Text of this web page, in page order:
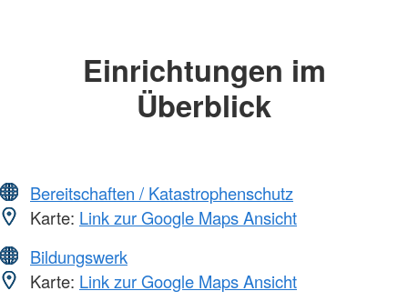
Einrichtungen im
Überblick
Bereitschaften / Katastrophenschutz
Karte: Link zur Google Maps Ansicht
Bildungswerk
Karte: Link zur Google Maps Ansicht